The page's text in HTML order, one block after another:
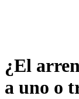
¿El
a uno o